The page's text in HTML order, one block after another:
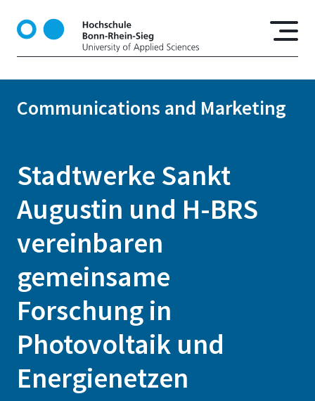
t
Communications and Marketing
Stadtwerke Sankt
Augustin und H-BRS
vereinbaren
gemeinsame
Forschung in
Photovoltaik und
Energienetzen